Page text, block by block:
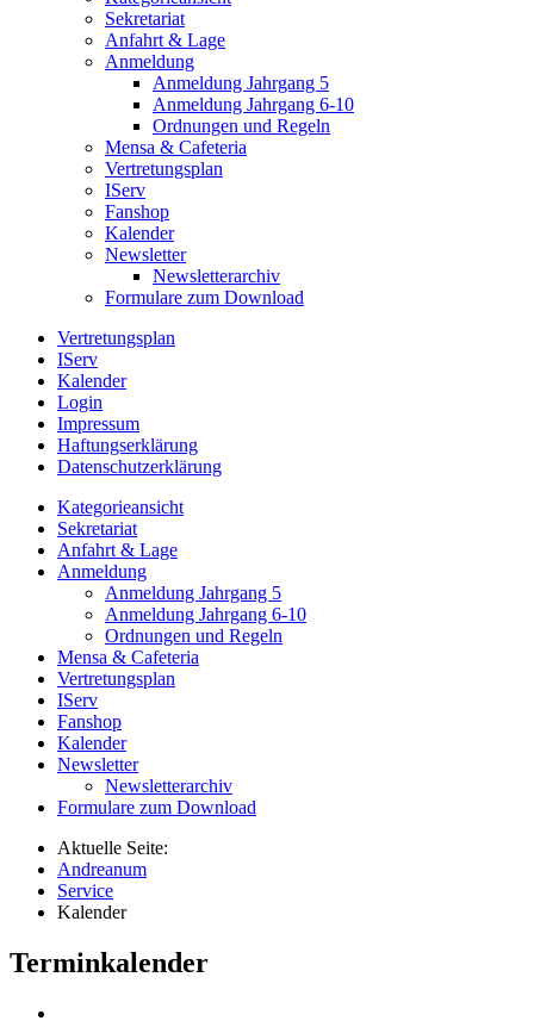
Sekretariat
Anfahrt & Lage
Anmeldung
Anmeldung Jahrgang 5
Anmeldung Jahrgang 6-10
Ordnungen und Regeln
Mensa & Cafeteria
Vertretungsplan
IServ
Fanshop
Kalender
Newsletter
Newsletterarchiv
Formulare zum Download
Vertretungsplan
IServ
Kalender
Login
Impressum
Haftungserklärung
Datenschutzerklärung
Kategorieansicht
Sekretariat
Anfahrt & Lage
Anmeldung
Anmeldung Jahrgang 5
Anmeldung Jahrgang 6-10
Ordnungen und Regeln
Mensa & Cafeteria
Vertretungsplan
IServ
Fanshop
Kalender
Newsletter
Newsletterarchiv
Formulare zum Download
Aktuelle Seite:
Andreanum
Service
Kalender
Terminkalender